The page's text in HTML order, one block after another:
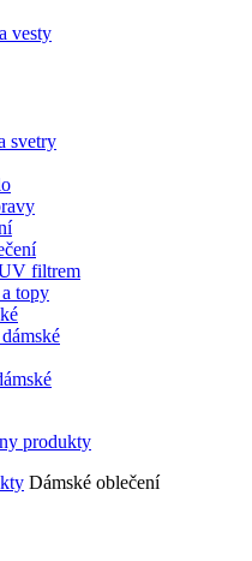
vesty
svetry
filtrem
topy
Dámské oblečení